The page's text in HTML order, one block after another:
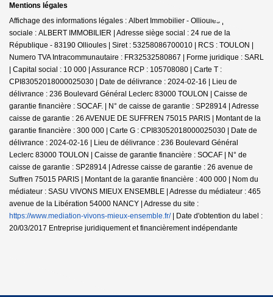
Mentions légales
Affichage des informations légales : Albert Immobilier - Ollioules | Raison
sociale : ALBERT IMMOBILIER | Adresse siège social : 24 rue de la
République - 83190 Ollioules | Siret : 53258086700010 | RCS : TOULON |
Numero TVA Intracommunautaire : FR32532580867 | Forme juridique : SARL
| Capital social : 10 000 | Assurance RCP : 105708080 | Carte T :
CPI83052018000025030 | Date de délivrance : 2024-02-16 | Lieu de
délivrance : 236 Boulevard Général Leclerc 83000 TOULON | Caisse de
garantie financière : SOCAF. | N° de caisse de garantie : SP28914 | Adresse
caisse de garantie : 26 AVENUE DE SUFFREN 75015 PARIS | Montant de la
garantie financière : 300 000 | Carte G : CPI83052018000025030 | Date de
délivrance : 2024-02-16 | Lieu de délivrance : 236 Boulevard Général
Leclerc 83000 TOULON | Caisse de garantie financière : SOCAF | N° de
caisse de garantie : SP28914 | Adresse caisse de garantie : 26 avenue de
Suffren 75015 PARIS | Montant de la garantie financière : 400 000 | Nom du
médiateur : SASU VIVONS MIEUX ENSEMBLE | Adresse du médiateur : 465
avenue de la Libération 54000 NANCY | Adresse du site :
https://www.mediation-vivons-mieux-ensemble.fr/| Date d'obtention du label :
20/03/2017 Entreprise juridiquement et financièrement indépendante